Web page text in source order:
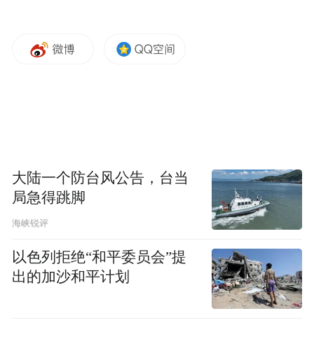
大陆一个防台风公告，台当
局急得跳脚
海峡锐评
以色列拒绝“和平委员会”提
出的加沙和平计划